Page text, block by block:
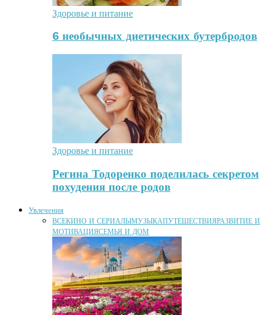
Здоровье и питание
6 необычных диетических бутербродов
Здоровье и питание
Регина Тодоренко поделилась секретом
похудения после родов
Увлечения
ВСЕКИНО И СЕРИАЛЫМУЗЫКАПУТЕШЕСТВИЯРАЗВИТИЕ И
МОТИВАЦИЯСЕМЬЯ И ДОМ